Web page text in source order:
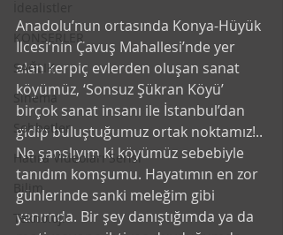
KONSERLER
SAĞLIK
Sinema
Sohbetler
Hatıra Videoları Serisi
Bilim
Teknoloji
Anadolu’nun ortasında Konya-Hüyük
İlcesi’nin Çavuş Mahallesi’nde yer
alan kerpiç evlerden oluşan sanat
köyümüz, ‘Sonsuz Şükran Köyü’
birçok sanat insanı ile İstanbul’dan
gidip buluştuğumuz ortak noktamız!..
Ne şanslıyım ki köyümüz sebebiyle
tanıdım komşumu. Hayatımın en zor
günlerinde sanki meleğim gibi
yanımda. Bir şey danıştığımda ya da